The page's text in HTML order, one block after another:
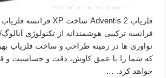
فرانسه ترکیبی هوشمندانه از تکنولوژی
نواوری ها در زمینه طراحی و ساخت فلزیاب
که شما را با عمق کاوش، دقت و حساسیت و
خواهد کرد. …